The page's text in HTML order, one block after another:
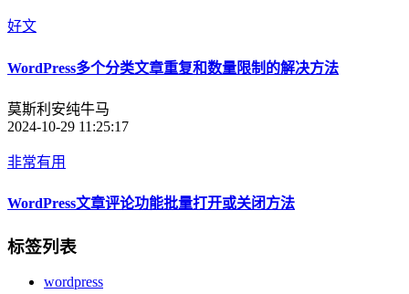
好文
WordPress多个分类文章重复和数量限制的解决方法
莫斯利安纯牛马
2024-10-29 11:25:17
非常有用
WordPress文章评论功能批量打开或关闭方法
标签列表
wordpress